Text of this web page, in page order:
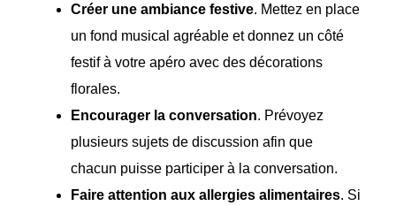
Créer une ambiance festive. Mettez en place
un fond musical agréable et donnez un côté
festif à votre apéro avec des décorations
florales.
Encourager la conversation. Prévoyez
plusieurs sujets de discussion afin que
chacun puisse participer à la conversation.
Faire attention aux allergies alimentaires. Si